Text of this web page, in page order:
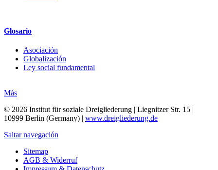
Glosario
Asociación
Globalización
Ley social fundamental
Más
© 2026 Institut für soziale Dreigliederung | Liegnitzer Str. 15 |
10999 Berlin (Germany) | www.dreigliederung.de
Saltar navegación
Sitemap
AGB & Widerruf